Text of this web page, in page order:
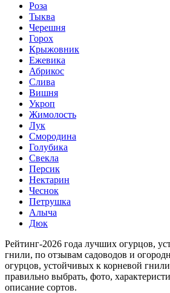
Роза
Тыква
Черешня
Горох
Крыжовник
Ежевика
Абрикос
Слива
Вишня
Укроп
Жимолость
Лук
Смородина
Голубика
Свекла
Персик
Нектарин
Чеснок
Петрушка
Алыча
Дюк
Рейтинг-2026 года лучших огурцов,
гнили, по отзывам садоводов и
огурцов, устойчивых к корневой
правильно выбрать, фото,
описание сортов.